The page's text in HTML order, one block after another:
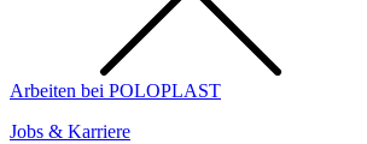
Arbeiten bei POLOPLAST
Jobs & Karriere